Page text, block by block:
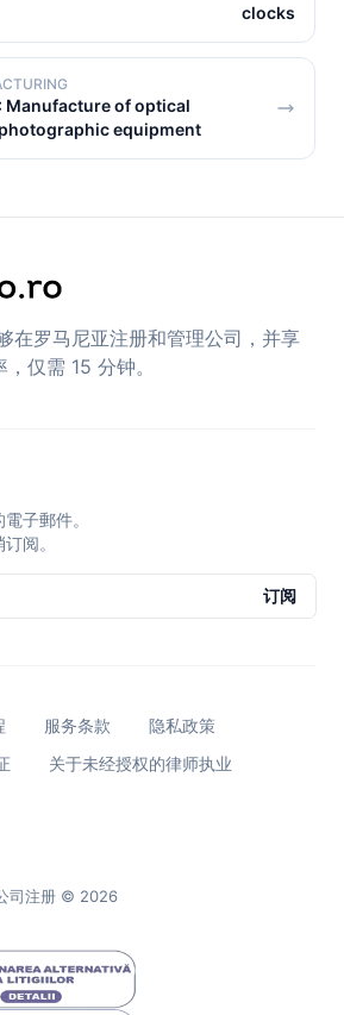
clocks
Manufacture of optical
equipment
在罗马尼亚注册和管理公司，并享
仅需 15 分钟。
子郵件。
阅。
订阅
服务条款
隐私政策
关于未经授权的律师执业
司注册 © 2026